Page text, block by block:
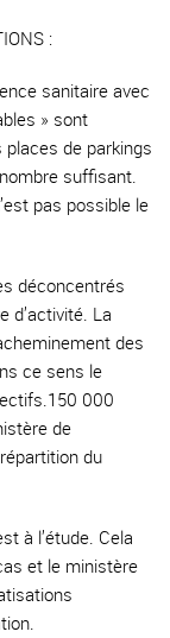
:
sanitaire avec
» sont
places de parkings
suffisant.
pas possible le
déconcentrés
d’activité. La
des
ce sens le
000
de
du
à l’étude. Cela
et le ministère